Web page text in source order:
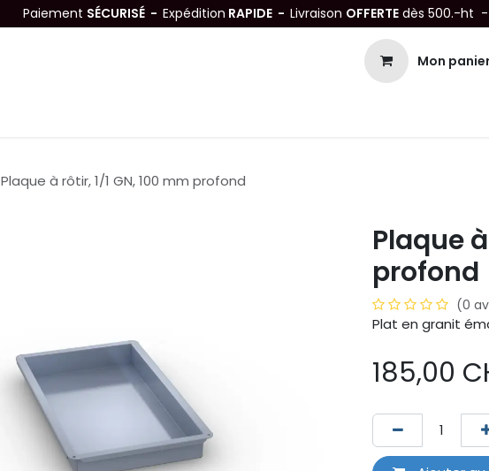
Paiement SÉCURISÉ - Expédition RAPIDE - Livraison OFFERTE dès 500.-ht -
Mon
Plaque à rôtir, 1/1 GN, 100 mm profond
Plaque
profond
(0
Plat en granit
185,00